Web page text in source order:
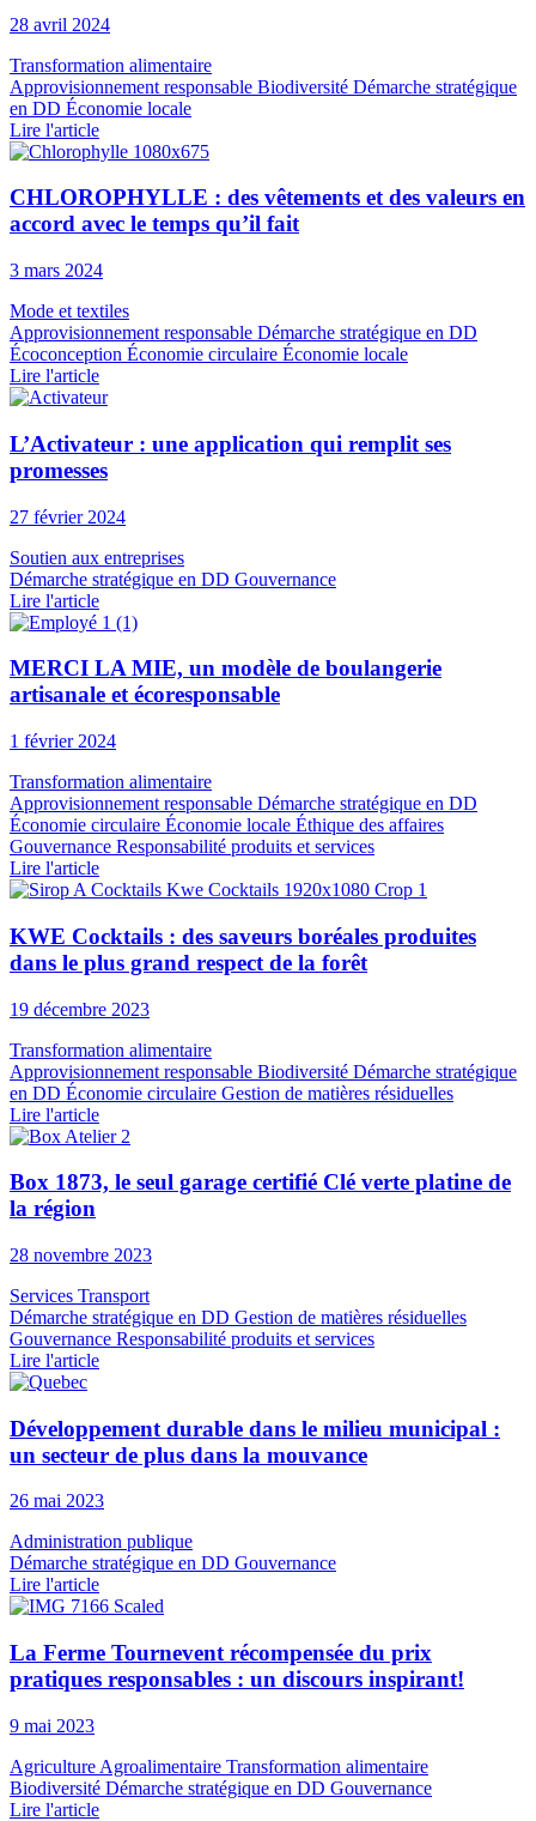
28 avril 2024
Transformation alimentaire
Approvisionnement responsable Biodiversité Démarche stratégique
en DD Économie locale
Lire l'article
CHLOROPHYLLE : des vêtements et des valeurs en
accord avec le temps qu’il fait
3 mars 2024
Mode et textiles
Approvisionnement responsable Démarche stratégique en DD
Écoconception Économie circulaire Économie locale
Lire l'article
L’Activateur : une application qui remplit ses
promesses
27 février 2024
Soutien aux entreprises
Démarche stratégique en DD Gouvernance
Lire l'article
MERCI LA MIE, un modèle de boulangerie
artisanale et écoresponsable
1 février 2024
Transformation alimentaire
Approvisionnement responsable Démarche stratégique en DD
Économie circulaire Économie locale Éthique des affaires
Gouvernance Responsabilité produits et services
Lire l'article
KWE Cocktails : des saveurs boréales produites
dans le plus grand respect de la forêt
19 décembre 2023
Transformation alimentaire
Approvisionnement responsable Biodiversité Démarche stratégique
en DD Économie circulaire Gestion de matières résiduelles
Lire l'article
Box 1873, le seul garage certifié Clé verte platine de
la région
28 novembre 2023
Services Transport
Démarche stratégique en DD Gestion de matières résiduelles
Gouvernance Responsabilité produits et services
Lire l'article
Développement durable dans le milieu municipal :
un secteur de plus dans la mouvance
26 mai 2023
Administration publique
Démarche stratégique en DD Gouvernance
Lire l'article
La Ferme Tournevent récompensée du prix
pratiques responsables : un discours inspirant!
9 mai 2023
Agriculture Agroalimentaire Transformation alimentaire
Biodiversité Démarche stratégique en DD Gouvernance
Lire l'article